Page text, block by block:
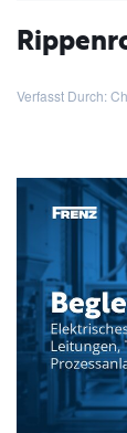
Verfasst Durch: